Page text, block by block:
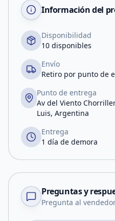
Información del
Disponibilidad
10 disponibles
Envío
Retiro por punto de
Punto de entrega
Av del Viento
Luis, Argentina
Entrega
1 día de demora
Preguntas y
Pregunta al